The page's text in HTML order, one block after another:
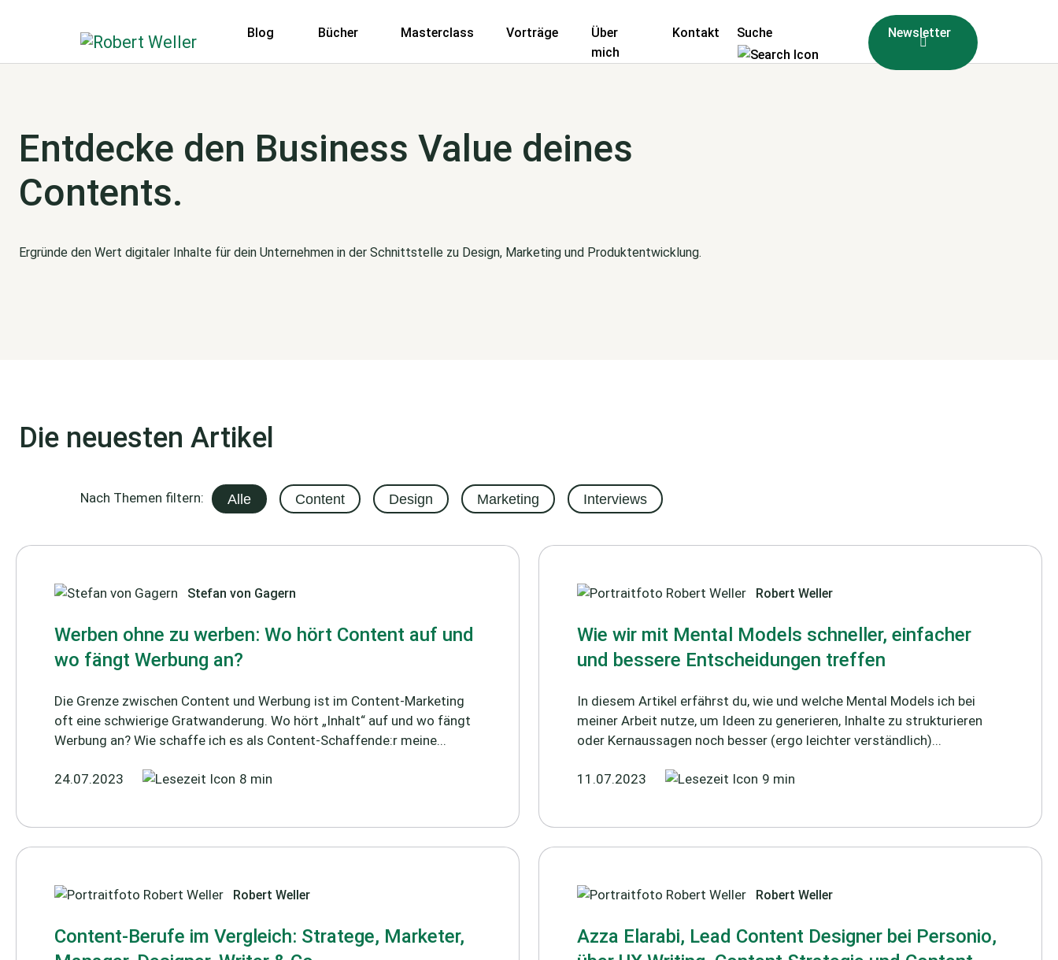
Blog Bücher Masterclass Vorträge
Über
mich
Kontakt Suche Newsletter
Entdecke den Business Value deines
Contents.
Ergründe den Wert digitaler Inhalte für dein Unternehmen in der Schnittstelle zu Design, Marketing und Produktentwicklung.
Die neuesten Artikel
Nach Themen filtern: Alle Content Design Marketing Interviews
Stefan von Gagern
Werben ohne zu werben: Wo hört Content auf und
wo fängt Werbung an?
Die Grenze zwischen Content und Werbung ist im Content-Marketing
oft eine schwierige Gratwanderung. Wo hört „Inhalt“ auf und wo fängt
Werbung an? Wie schaffe ich es als Content-Schaffende:r meine...
24.07.2023 8 min
Robert Weller
Wie wir mit Mental Models schneller, einfacher
und bessere Entscheidungen treffen
In diesem Artikel erfährst du, wie und welche Mental Models ich bei
meiner Arbeit nutze, um Ideen zu generieren, Inhalte zu strukturieren
oder Kernaussagen noch besser (ergo leichter verständlich)...
11.07.2023 9 min
Robert Weller
Content-Berufe im Vergleich: Stratege, Marketer,
Robert Weller
Azza Elarabi, Lead Content Designer bei Personio,